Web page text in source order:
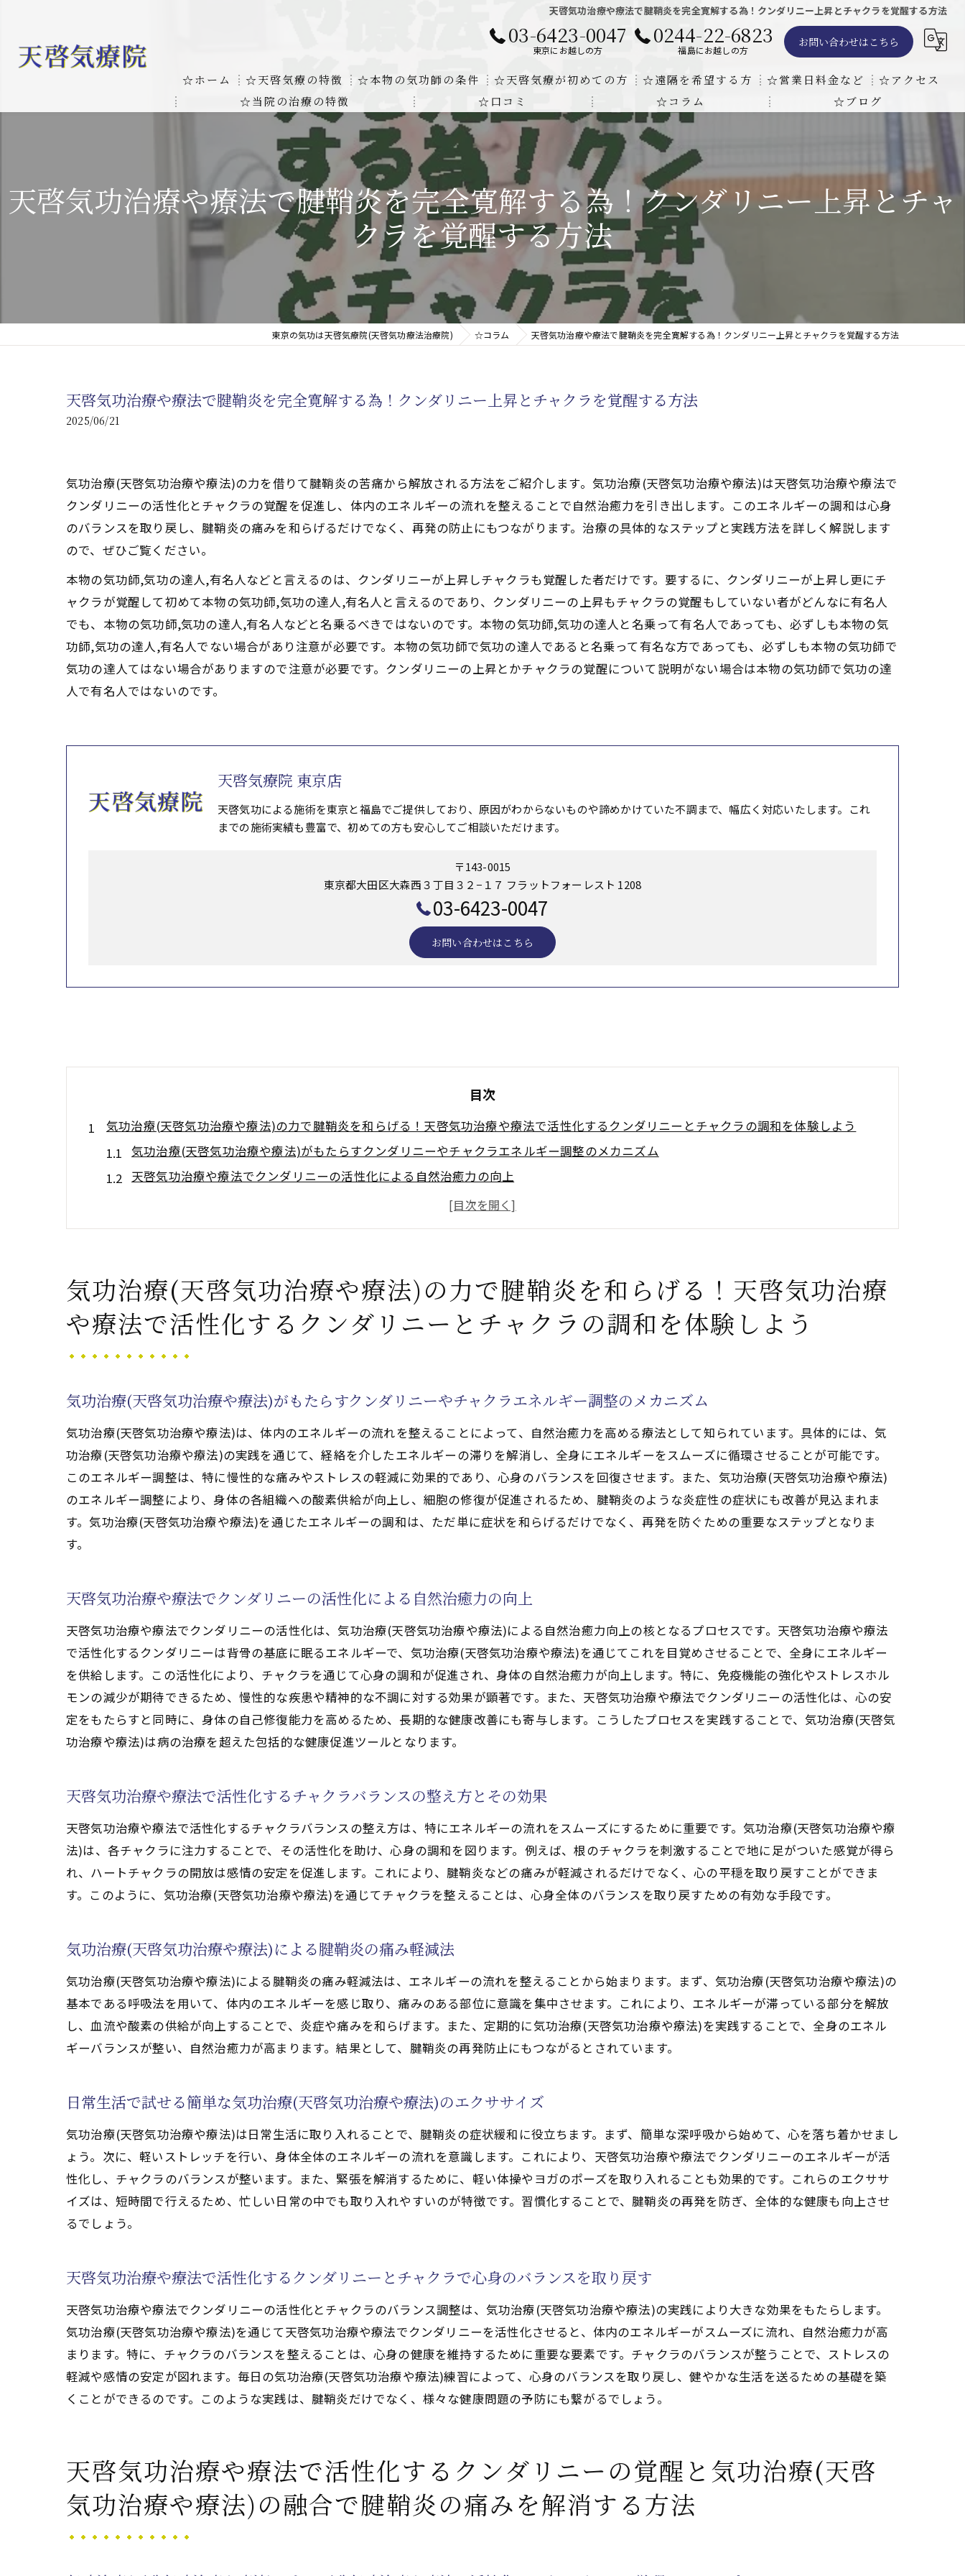
天啓気功治療や療法で腱鞘炎を完全寛解する為！クンダリニー上昇とチャクラを覚醒する方法
03-6423-0047
東京にお越しの方
0244-22-6823
福島にお越しの方
お問い合わせはこちら
☆ホーム ☆天啓気療の特徴
お客様の質問に対する回答
天啓気療に関する書籍
本物の気功師にも優るサイ能力の凄さ
気功治療や療法と天啓気療の違い
☆本物の気功師の条件
クンダリニーの上昇でチャクラの覚醒
☆天啓気療が初めての方 ☆遠隔を希望する方
遠隔気功ヒーリングで難病の克服の方法と効果
☆営業日料金など ☆アクセス
☆当院の治療の特徴
線維筋痛症が天啓気療により奇跡的な寛解
難病の疾患
難病治療に革命チャクラ覚醒サイ能力
肝臓疾患の原因と症状を解明及び緩解法
心臓の疾患
腎臓の疾患
☆口コミ ☆コラム ☆ブログ
天啓気功治療や療法で腱鞘炎を完全寛解する為！クンダリニー上昇とチャ
クラを覚醒する方法
東京の気功は天啓気療院(天啓気功療法治療院) ☆コラム 天啓気功治療や療法で腱鞘炎を完全寛解する為！クンダリニー上昇とチャクラを覚醒する方法
天啓気功治療や療法で腱鞘炎を完全寛解する為！クンダリニー上昇とチャクラを覚醒する方法
2025/06/21
気功治療(天啓気功治療や療法)の力を借りて腱鞘炎の苦痛から解放される方法をご紹介します。気功治療(天啓気功治療や療法)は天啓気功治療や療法で
クンダリニーの活性化とチャクラの覚醒を促進し、体内のエネルギーの流れを整えることで自然治癒力を引き出します。このエネルギーの調和は心身
のバランスを取り戻し、腱鞘炎の痛みを和らげるだけでなく、再発の防止にもつながります。治療の具体的なステップと実践方法を詳しく解説します
ので、ぜひご覧ください。
本物の気功師,気功の達人,有名人などと言えるのは、クンダリニーが上昇しチャクラも覚醒した者だけです。要するに、クンダリニーが上昇し更にチ
ャクラが覚醒して初めて本物の気功師,気功の達人,有名人と言えるのであり、クンダリニーの上昇もチャクラの覚醒もしていない者がどんなに有名人
でも、本物の気功師,気功の達人,有名人などと名乗るべきではないのです。本物の気功師,気功の達人と名乗って有名人であっても、必ずしも本物の気
功師,気功の達人,有名人でない場合があり注意が必要です。本物の気功師で気功の達人であると名乗って有名な方であっても、必ずしも本物の気功師で
気功の達人てはない場合がありますので注意が必要です。クンダリニーの上昇とかチャクラの覚醒について説明がない場合は本物の気功師で気功の達
人で有名人ではないのです。
天啓気療院 東京店
天啓気功による施術を東京と福島でご提供しており、原因がわからないものや諦めかけていた不調まで、幅広く対応いたします。これ
までの施術実績も豊富で、初めての方も安心してご相談いただけます。
〒143-0015
東京都大田区大森西３丁目３２−１７ フラットフォーレスト 1208
03-6423-0047
お問い合わせはこちら
目次
気功治療(天啓気功治療や療法)の力で腱鞘炎を和らげる！天啓気功治療や療法で活性化するクンダリニーとチャクラの調和を体験しよう
気功治療(天啓気功治療や療法)がもたらすクンダリニーやチャクラエネルギー調整のメカニズム
天啓気功治療や療法でクンダリニーの活性化による自然治癒力の向上
天啓気功治療や療法で活性化するチャクラバランスの整え方とその効果
気功治療(天啓気功治療や療法)による腱鞘炎の痛み軽減法
天啓気功治療や療法で活性化するクンダリニーとチャクラで心身のバランスを取り戻す
天啓気功治療や療法で活性化するクンダリニーの覚醒と気功治療(天啓気功治療や療法)の融合で腱鞘炎の痛みを解消する方法
気功治療(天啓気功治療や療法)による天啓気功治療や療法で活性化するクンダリニー覚醒のステップ
天啓気功治療や療法で活性化するクンダリニーやチャクラエネルギーの流れを整える気功治療(天啓気功治療や療法)の実践
天啓気功治療や療法で活性化するクンダリニーと気功治療(天啓気功治療や療法)の相乗効果を引き出す
痛みの原因にアプローチする気功治療(天啓気功治療や療法)のテクニック
ストレスと痛みを緩和するための天啓気功治療や療法で活性化するチャクラ調整
天啓気功治療や療法で活性化するチャクラを開き、気功治療(天啓気功治療や療法)で腱鞘炎を克服するステップバイステップガイド
天啓気功治療や療法で活性化する第1チャクラの覚醒で安定と強化を図る
気功治療(天啓気功治療や療法)を用いた天啓気功治療や療法で第2チャクラの活性化法
天啓気功治療や療法で活性化する第5チャクラを開くことで痛みの改善を促進
天啓気功治療や療法で活性化する第6チャクラの活性化による心の解放
気功治療(天啓気功治療や療法)を用いた腱鞘炎の寛解法！天啓気功治療や療法で活性化するクンダリニーが生み出すエネルギー循環
気功治療(天啓気功治療や療法)のクンダリニーやチャクラエネルギー循環で腱鞘炎を改善
天啓気功治療や療法で活性化するクンダリニーによるエネルギーの増幅効果
痛みを和らげるための気功治療(天啓気功治療や療法)の実践法
快適な生活を取り戻すための気功治療(天啓気功治療や療法)と天啓気功治療や療法で活性化するチャクラ
気功治療(天啓気功治療や療法)で心と体のバランスを整える方法
腱鞘炎からの解放！気功治療(天啓気功治療や療法)と天啓気功治療や療法で活性化するチャクラの覚醒で痛みを消し去る
気功治療(天啓気功治療や療法)による痛みの緩和プロセス
天啓気功治療や療法で活性化するチャクラ覚醒で得られる長期的な効果
痛みを軽減する日常的な気功治療(天啓気功治療や療法)の実践
心身の浄化とリフレッシュを目指す気功治療(天啓気功治療や療法)法
痛みのない生活を目指すための天啓気功治療や療法で活性化するチャクラ調整
天啓気功治療や療法で活性化するクンダリニーの力で腱鞘炎を克服！気功治療(天啓気功治療や療法)による自然治癒力の秘訣
気功治療(天啓気功治療や療法)による天啓気功治療や療法でクンダリニーの活性化法
自然治癒力向上のための天啓気功治療や療法で活性化するチャクラバランス
天啓気功治療や療法で活性化するクンダリニーやチャクラエネルギーの流れを整えるための実践法
天啓気功治療や療法で活性化するクンダリニーとチャクラで強化する健康法
気功治療(天啓気功治療や療法)と天啓気功治療や療法で活性化するクンダリニーがもたらす自然治癒の力
気功治療(天啓気功治療や療法)と天啓気功治療や療法で活性化するチャクラの覚醒で得る腱鞘炎の寛解！具体的な実践方法を紹介
具体的な気功治療(天啓気功治療や療法)のステップで腱鞘炎を撃退
天啓気功治療や療法で活性化するクンダリニーを活かした痛みの予防策
実践者の体験から学ぶ気功治療(天啓気功治療や療法)の効用
気功治療(天啓気功治療や療法)と天啓気功治療や療法で活性化するチャクラを取り入れた健康維持法
腱鞘炎を終わらせる気功治療(天啓気功治療や療法)の技！天啓気功治療や療法で活性化するクンダリニーと共に天啓気功治療や療法で活性
化するチャクラを磨く
気功治療(天啓気功治療や療法)の技で腱鞘炎を根本から解決
気功治療(天啓気功治療や療法)を通じて得られる健康的なライフスタイル
天啓気功治療や療法で活性化するチャクラバランスの重要性とその影響
天啓気功治療や療法で活性化するクンダリニーがもたらす心身の変化
気功治療(天啓気功治療や療法)の技を日常に取り入れる方法
気功治療(天啓気功治療や療法)の力で腱鞘炎を和らげる！天啓気功治療
や療法で活性化するクンダリニーとチャクラの調和を体験しよう
気功治療(天啓気功治療や療法)がもたらすクンダリニーやチャクラエネルギー調整のメカニズム
気功治療(天啓気功治療や療法)は、体内のエネルギーの流れを整えることによって、自然治癒力を高める療法として知られています。具体的には、気
功治療(天啓気功治療や療法)の実践を通じて、経絡を介したエネルギーの滞りを解消し、全身にエネルギーをスムーズに循環させることが可能です。
このエネルギー調整は、特に慢性的な痛みやストレスの軽減に効果的であり、心身のバランスを回復させます。また、気功治療(天啓気功治療や療法)
のエネルギー調整により、身体の各組織への酸素供給が向上し、細胞の修復が促進されるため、腱鞘炎のような炎症性の症状にも改善が見込まれま
す。気功治療(天啓気功治療や療法)を通じたエネルギーの調和は、ただ単に症状を和らげるだけでなく、再発を防ぐための重要なステップとなりま
す。
天啓気功治療や療法でクンダリニーの活性化による自然治癒力の向上
天啓気功治療や療法でクンダリニーの活性化は、気功治療(天啓気功治療や療法)による自然治癒力向上の核となるプロセスです。天啓気功治療や療法
で活性化するクンダリニーは背骨の基底に眠るエネルギーで、気功治療(天啓気功治療や療法)を通じてこれを目覚めさせることで、全身にエネルギー
を供給します。この活性化により、チャクラを通じて心身の調和が促進され、身体の自然治癒力が向上します。特に、免疫機能の強化やストレスホル
モンの減少が期待できるため、慢性的な疾患や精神的な不調に対する効果が顕著です。また、天啓気功治療や療法でクンダリニーの活性化は、心の安
定をもたらすと同時に、身体の自己修復能力を高めるため、長期的な健康改善にも寄与します。こうしたプロセスを実践することで、気功治療(天啓気
功治療や療法)は病の治療を超えた包括的な健康促進ツールとなります。
天啓気功治療や療法で活性化するチャクラバランスの整え方とその効果
天啓気功治療や療法で活性化するチャクラバランスの整え方は、特にエネルギーの流れをスムーズにするために重要です。気功治療(天啓気功治療や療
法)は、各チャクラに注力することで、その活性化を助け、心身の調和を図ります。例えば、根のチャクラを刺激することで地に足がついた感覚が得ら
れ、ハートチャクラの開放は感情の安定を促進します。これにより、腱鞘炎などの痛みが軽減されるだけでなく、心の平穏を取り戻すことができま
す。このように、気功治療(天啓気功治療や療法)を通じてチャクラを整えることは、心身全体のバランスを取り戻すための有効な手段です。
気功治療(天啓気功治療や療法)による腱鞘炎の痛み軽減法
気功治療(天啓気功治療や療法)による腱鞘炎の痛み軽減法は、エネルギーの流れを整えることから始まります。まず、気功治療(天啓気功治療や療法)の
基本である呼吸法を用いて、体内のエネルギーを感じ取り、痛みのある部位に意識を集中させます。これにより、エネルギーが滞っている部分を解放
し、血流や酸素の供給が向上することで、炎症や痛みを和らげます。また、定期的に気功治療(天啓気功治療や療法)を実践することで、全身のエネル
ギーバランスが整い、自然治癒力が高まります。結果として、腱鞘炎の再発防止にもつながるとされています。
日常生活で試せる簡単な気功治療(天啓気功治療や療法)のエクササイズ
気功治療(天啓気功治療や療法)は日常生活に取り入れることで、腱鞘炎の症状緩和に役立ちます。まず、簡単な深呼吸から始めて、心を落ち着かせまし
ょう。次に、軽いストレッチを行い、身体全体のエネルギーの流れを意識します。これにより、天啓気功治療や療法でクンダリニーのエネルギーが活
性化し、チャクラのバランスが整います。また、緊張を解消するために、軽い体操やヨガのポーズを取り入れることも効果的です。これらのエクササ
イズは、短時間で行えるため、忙しい日常の中でも取り入れやすいのが特徴です。習慣化することで、腱鞘炎の再発を防ぎ、全体的な健康も向上させ
るでしょう。
天啓気功治療や療法で活性化するクンダリニーとチャクラで心身のバランスを取り戻す
天啓気功治療や療法でクンダリニーの活性化とチャクラのバランス調整は、気功治療(天啓気功治療や療法)の実践により大きな効果をもたらします。
気功治療(天啓気功治療や療法)を通じて天啓気功治療や療法でクンダリニーを活性化させると、体内のエネルギーがスムーズに流れ、自然治癒力が高
まります。特に、チャクラのバランスを整えることは、心身の健康を維持するために重要な要素です。チャクラのバランスが整うことで、ストレスの
軽減や感情の安定が図れます。毎日の気功治療(天啓気功治療や療法)練習によって、心身のバランスを取り戻し、健やかな生活を送るための基礎を築
くことができるのです。このような実践は、腱鞘炎だけでなく、様々な健康問題の予防にも繋がるでしょう。
天啓気功治療や療法で活性化するクンダリニーの覚醒と気功治療(天啓
気功治療や療法)の融合で腱鞘炎の痛みを解消する方法